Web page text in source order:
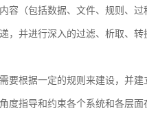
容（包括数据、文件、规则、过
并进行深入的过滤、析取、转
要根据一定的规则来建设，并建
度指导和约束各个系统和各层面